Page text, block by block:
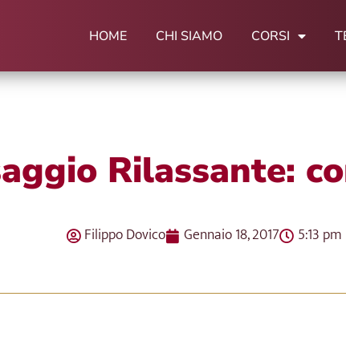
HOME CHI SIAMO CORSI
Rilassante:
Filippo Dovico Gennaio 18, 2017 5:13 pm